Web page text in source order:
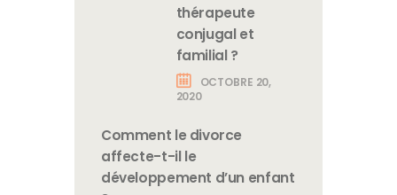
thérapeute
conjugal et
familial ?
OCTOBRE 20,
2020
Comment le divorce
affecte-t-il le
développement d’un enfant